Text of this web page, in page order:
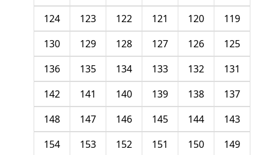
119
120
121
122
123
124
125
126
127
128
129
130
131
132
133
134
135
136
137
138
139
140
141
142
143
144
145
146
147
148
149
150
151
152
153
154